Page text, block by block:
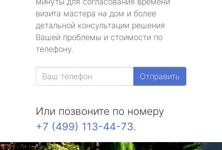
визита мастера на дом и более
детальной консультации решения
Вашей проблемы и стоимости по
телефону.
Отправить
Или позвоните по номеру
+7 (499) 113-44-73.